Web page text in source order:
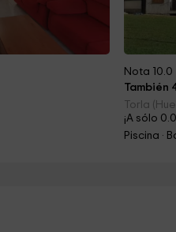
Nota 10.0
También
Torla
¡A sólo